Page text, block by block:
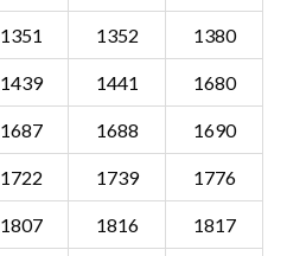
1351 1352 1380
1439 1441 1680
1687 1688 1690
1722 1739 1776
1807 1816 1817